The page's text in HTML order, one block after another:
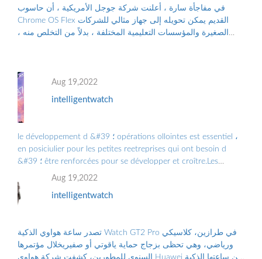
في مفاجأة سارة ، أعلنت شركة جوجل الأمريكية ، أن حاسوب
Chrome OS Flex القديم يمكن تحويله إلى جهاز مثالي للشركات
الصغيرة والمؤسسات التعليمية المختلفة ، بدلاً من التخلص منه ،
Aug 19,2022
intelligentwatch
le développement d &#39 ؛ opérations ollointes est essentiel ،
en posiciulier pour les petites reetreprises qui ont besoin d
&#39 ؛ être renforcées pour se développer et croître.Les
Grandes Entreprises doiv ...
Aug 19,2022
intelligentwatch
تصدر ساعة هواوي الذكية Watch GT2 Pro في طرازين، كلاسيكي
ورياضي، وهي تحظى بزجاج حماية ياقوتي أو صفيريخلال مؤتمرها
السنوي للمطورين، كشفت شركة هواوي Huawei عن ساعتها الذكية